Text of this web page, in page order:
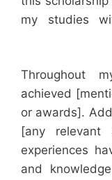
my studies
Throughout
achieved
or awards].
[any relevant
experiences
and